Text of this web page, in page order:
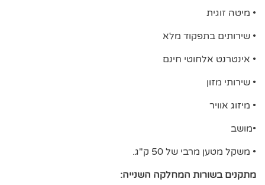
• מיטה זוגית
• שירותים בתפקוד מלא
• אינטרנט אלחוטי חינם
• שירותי מזון
• מיזוג אוויר
•מושב
• משקל מטען מרבי של 50 ק"ג.
מתקנים בשורות המחלקה השנייה: